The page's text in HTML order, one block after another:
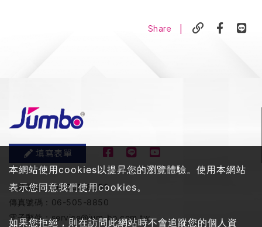
Share
填寫表單
服務電話：06-505-8858
傳真號碼： 06-505-8850
電子郵件：service@jum-bo.com.tw
本網站使用cookies以提昇您的瀏覽體驗。使用本網站
表示您同意我們使用cookies。
如果您拒絕，則在訪問此網站時不會追蹤您的個人資